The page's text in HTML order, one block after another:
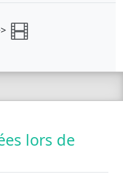
lors de